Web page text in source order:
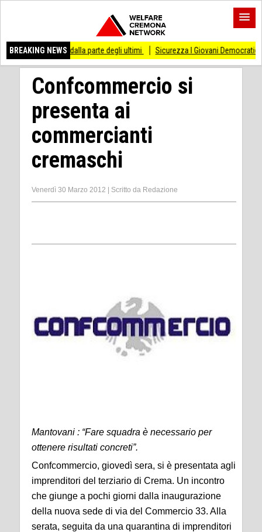
BREAKING NEWS
dalla parte degli ultimi Sicurezza I Giovani Democratici ribattono ai
Confcommercio si
presenta ai
commercianti
cremaschi
Venerdì 30 Marzo 2012 Scritto da Redazione
Mantovani : “Fare squadra è necessario per
ottenere risultati concreti”.
Confcommercio, giovedì sera, si è presentata agli
imprenditori del terziario di Crema. Un incontro
che giunge a pochi giorni dalla inaugurazione
della nuova sede di via del Commercio 33. Alla
serata, seguita da una quarantina di imprenditori